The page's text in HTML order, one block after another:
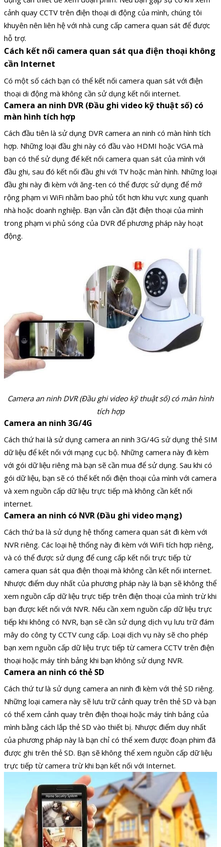
cảnh quay CCTV trên điện thoại di động của mình, chúng tôi
khuyên nên liên hệ với nhà cung cấp camera quan sát để được
hỗ trợ.
Cách kết nối camera quan sát qua điện thoại không
cần Internet
Có một số cách bạn có thể kết nối camera quan sát với điện
thoại di động mà không cần sử dụng kết nối internet.
Camera an ninh DVR (Đầu ghi video kỹ thuật số) có
màn hình tích hợp
Cách đầu tiên là sử dụng DVR camera an ninh có màn hình tích
hợp. Những loại đầu ghi này có đầu vào HDMI hoặc VGA mà
bạn có thể sử dụng để kết nối camera quan sát của mình với
đầu ghi, sau đó kết nối đầu ghi với TV hoặc màn hình. Những loại
đầu ghi này đi kèm với ăng-ten có thể được sử dụng để mở
rộng phạm vi WiFi nhằm bao phủ tốt hơn khu vực xung quanh
nhà hoặc doanh nghiệp. Bạn vẫn cần đặt điện thoại của mình
trong phạm vi phủ sóng của DVR để phương pháp này hoạt
động.
Camera an ninh DVR (Đầu ghi video kỹ thuật số) có màn hình
tích hợp
Camera an ninh 3G/4G
Cách thứ hai là sử dụng camera an ninh 3G/4G sử dụng thẻ SIM
dữ liệu để kết nối với mạng cục bộ. Những camera này đi kèm
với gói dữ liệu riêng mà bạn sẽ cần mua để sử dụng. Sau khi có
gói dữ liệu, bạn sẽ có thể kết nối điện thoại của mình với camera
và xem nguồn cấp dữ liệu trực tiếp mà không cần kết nối
internet.
Camera an ninh có NVR (Đầu ghi video mạng)
Cách thứ ba là sử dụng hệ thống camera quan sát đi kèm với
NVR riêng. Các loại hệ thống này đi kèm với WiFi tích hợp riêng,
và có thể được sử dụng để cung cấp kết nối trực tiếp từ
camera quan sát qua điện thoại mà không cần kết nối internet.
Nhược điểm duy nhất của phương pháp này là bạn sẽ không thể
xem nguồn cấp dữ liệu trực tiếp trên điện thoại của mình trừ khi
bạn được kết nối với NVR. Nếu cần xem nguồn cấp dữ liệu trực
tiếp khi không có NVR, bạn sẽ cần sử dụng dịch vụ lưu trữ đám
mây do công ty CCTV cung cấp. Loại dịch vụ này sẽ cho phép
bạn xem nguồn cấp dữ liệu trực tiếp từ camera CCTV trên điện
thoại hoặc máy tính bảng khi bạn không sử dụng NVR.
Camera an ninh có thẻ SD
Cách thứ tư là sử dụng camera an ninh đi kèm với thẻ SD riêng.
Những loại camera này sẽ lưu trữ cảnh quay trên thẻ SD và bạn
có thể xem cảnh quay trên điện thoại hoặc máy tính bảng của
mình bằng cách lắp thẻ SD vào thiết bị. Nhược điểm duy nhất
của phương pháp này là bạn chỉ có thể xem được đoạn phim đã
được ghi trên thẻ SD. Bạn sẽ không thể xem nguồn cấp dữ liệu
trực tiếp từ camera trừ khi bạn kết nối với Internet.